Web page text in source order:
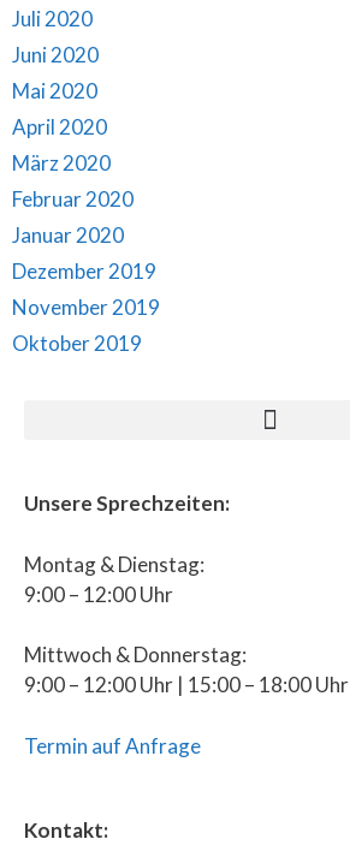
Juli 2020
Juni 2020
Mai 2020
April 2020
März 2020
Februar 2020
Januar 2020
Dezember 2019
November 2019
Oktober 2019
Unsere Sprechzeiten:
Montag & Dienstag:
9:00 – 12:00 Uhr
Mittwoch & Donnerstag:
9:00 – 12:00 Uhr | 15:00 – 18:00 Uhr
Termin auf Anfrage
Kontakt: